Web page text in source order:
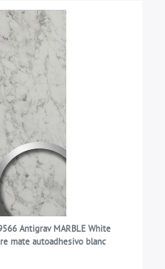
Antigrav MARBLE White
mate autoadhesivo blanc